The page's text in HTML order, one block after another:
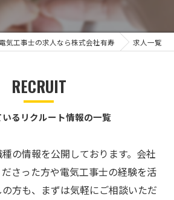
気工事士の求人なら株式会社有寿 求人一覧
RECRUIT
いるリクルート情報の一覧
の情報を公開しております。会社
さった方や電気工事士の経験を活
方も、まずは気軽にご相談いただ